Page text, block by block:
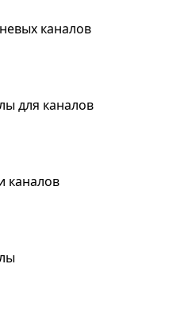
каналов
для каналов
каналов